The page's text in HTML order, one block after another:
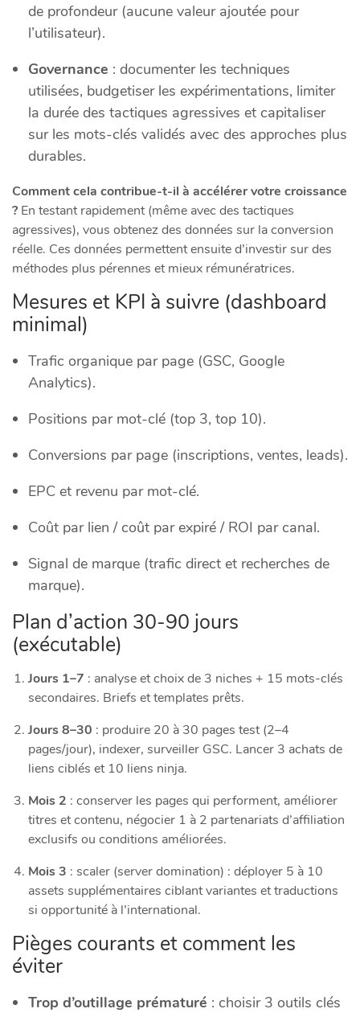
de profondeur (aucune valeur ajoutée pour
l’utilisateur).
Governance : documenter les techniques
utilisées, budgetiser les expérimentations, limiter
la durée des tactiques agressives et capitaliser
sur les mots-clés validés avec des approches plus
durables.
Comment cela contribue-t-il à accélérer votre croissance
? En testant rapidement (même avec des tactiques
agressives), vous obtenez des données sur la conversion
réelle. Ces données permettent ensuite d’investir sur des
méthodes plus pérennes et mieux rémunératrices.
Mesures et KPI à suivre (dashboard
minimal)
Trafic organique par page (GSC, Google
Analytics).
Positions par mot-clé (top 3, top 10).
Conversions par page (inscriptions, ventes, leads).
EPC et revenu par mot-clé.
Coût par lien / coût par expiré / ROI par canal.
Signal de marque (trafic direct et recherches de
marque).
Plan d’action 30-90 jours
(exécutable)
Jours 1–7 : analyse et choix de 3 niches + 15 mots-clés
secondaires. Briefs et templates prêts.
Jours 8–30 : produire 20 à 30 pages test (2–4
pages/jour), indexer, surveiller GSC. Lancer 3 achats de
liens ciblés et 10 liens ninja.
Mois 2 : conserver les pages qui performent, améliorer
titres et contenu, négocier 1 à 2 partenariats d’affiliation
exclusifs ou conditions améliorées.
Mois 3 : scaler (server domination) : déployer 5 à 10
assets supplémentaires ciblant variantes et traductions
si opportunité à l’international.
Pièges courants et comment les
éviter
Trop d’outillage prématuré : choisir 3 outils clés